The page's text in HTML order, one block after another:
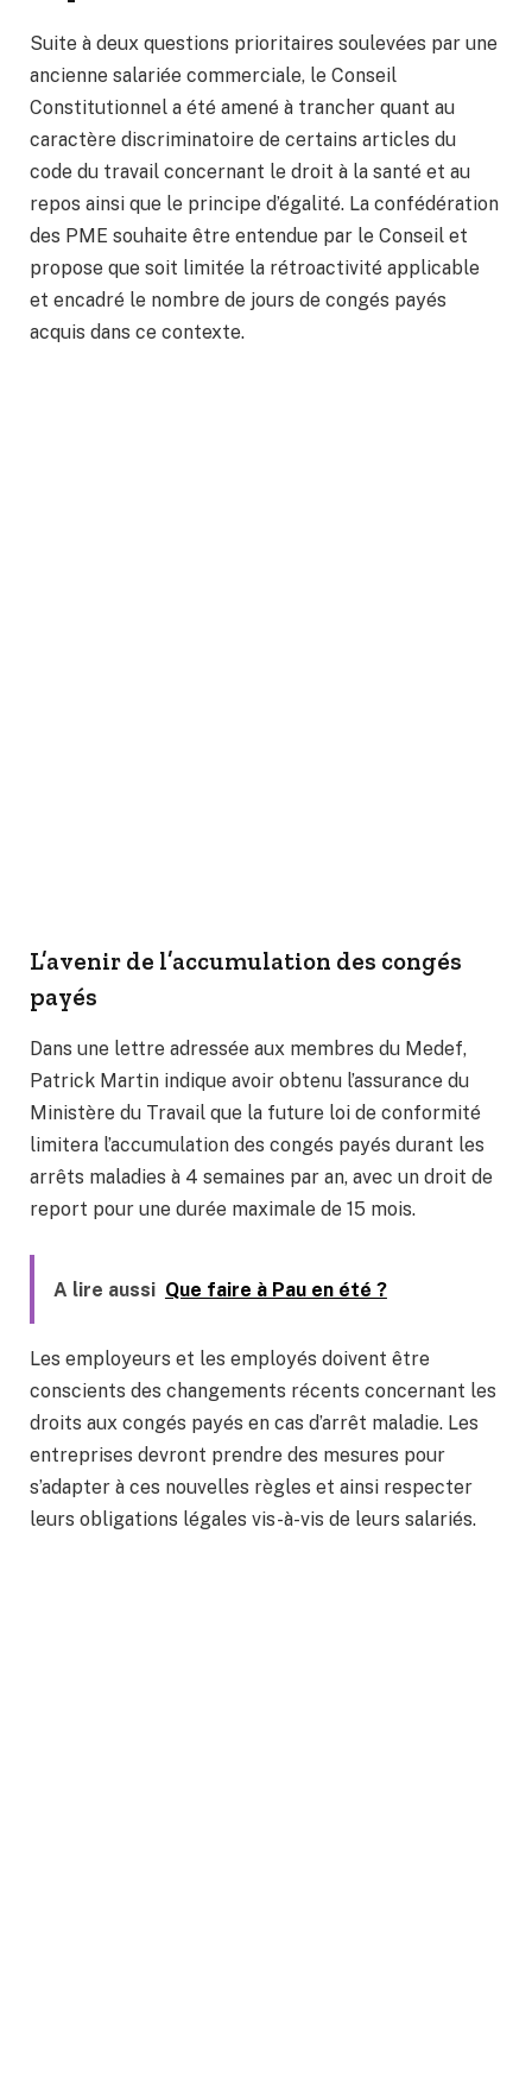
Suite à deux questions prioritaires soulevées par une
ancienne salariée commerciale, le Conseil
Constitutionnel a été amené à trancher quant au
caractère discriminatoire de certains articles du
code du travail concernant le droit à la santé et au
repos ainsi que le principe d’égalité. La confédération
des PME souhaite être entendue par le Conseil et
propose que soit limitée la rétroactivité applicable
et encadré le nombre de jours de congés payés
acquis dans ce contexte.
L’avenir de l’accumulation des congés
payés
Dans une lettre adressée aux membres du Medef,
Patrick Martin indique avoir obtenu l’assurance du
Ministère du Travail que la future loi de conformité
limitera l’accumulation des congés payés durant les
arrêts maladies à 4 semaines par an, avec un droit de
report pour une durée maximale de 15 mois.
A lire aussi Que faire à Pau en été ?
Les employeurs et les employés doivent être
conscients des changements récents concernant les
droits aux congés payés en cas d’arrêt maladie. Les
entreprises devront prendre des mesures pour
s’adapter à ces nouvelles règles et ainsi respecter
leurs obligations légales vis-à-vis de leurs salariés.